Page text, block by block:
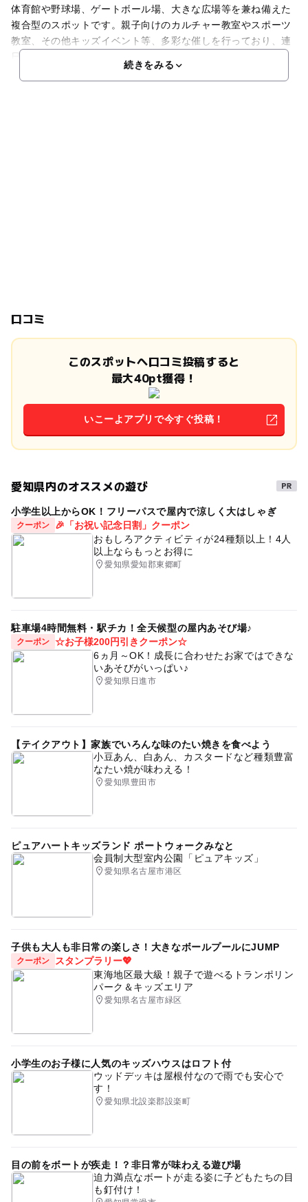
体育館や野球場、ゲートボール場、大きな広場等を兼ね備えた
複合型のスポットです。親子向けのカルチャー教室やスポーツ
教室、その他キッズイベント等、多彩な催しを行っており、連
続きをみる
口コミ
このスポットへ口コミ投稿すると
最大40pt獲得！
いこーよアプリで今すぐ投稿！
愛知県内のオススメの遊び
小学生以上からOK！フリーパスで屋内で涼しく大はしゃぎ
クーポン
🎉「お祝い記念日割」クーポン
おもしろアクティビティが24種類以上！4人
以上ならもっとお得に
愛知県愛知郡東郷町
駐車場4時間無料・駅チカ！全天候型の屋内あそび場♪
クーポン ☆お子様200円引きクーポン☆
6ヵ月～OK！成長に合わせたお家ではできな
いあそびがいっぱい♪
愛知県日進市
【テイクアウト】家族でいろんな味のたい焼きを食べよう
小豆あん、白あん、カスタードなど種類豊富
なたい焼が味わえる！
愛知県豊田市
ピュアハートキッズランド ポートウォークみなと
会員制大型室内公園「ピュアキッズ」
愛知県名古屋市港区
子供も大人も非日常の楽しさ！大きなボールプールにJUMP
クーポン
スタンプラリー💖
東海地区最大級！親子で遊べるトランポリン
パーク＆キッズエリア
愛知県名古屋市緑区
小学生のお子様に人気のキッズハウスはロフト付
ウッドデッキは屋根付なので雨でも安心で
す！
愛知県北設楽郡設楽町
目の前をボートが疾走！？非日常が味わえる遊び場
迫力満点なボートが走る姿に子どもたちの目
も釘付け！